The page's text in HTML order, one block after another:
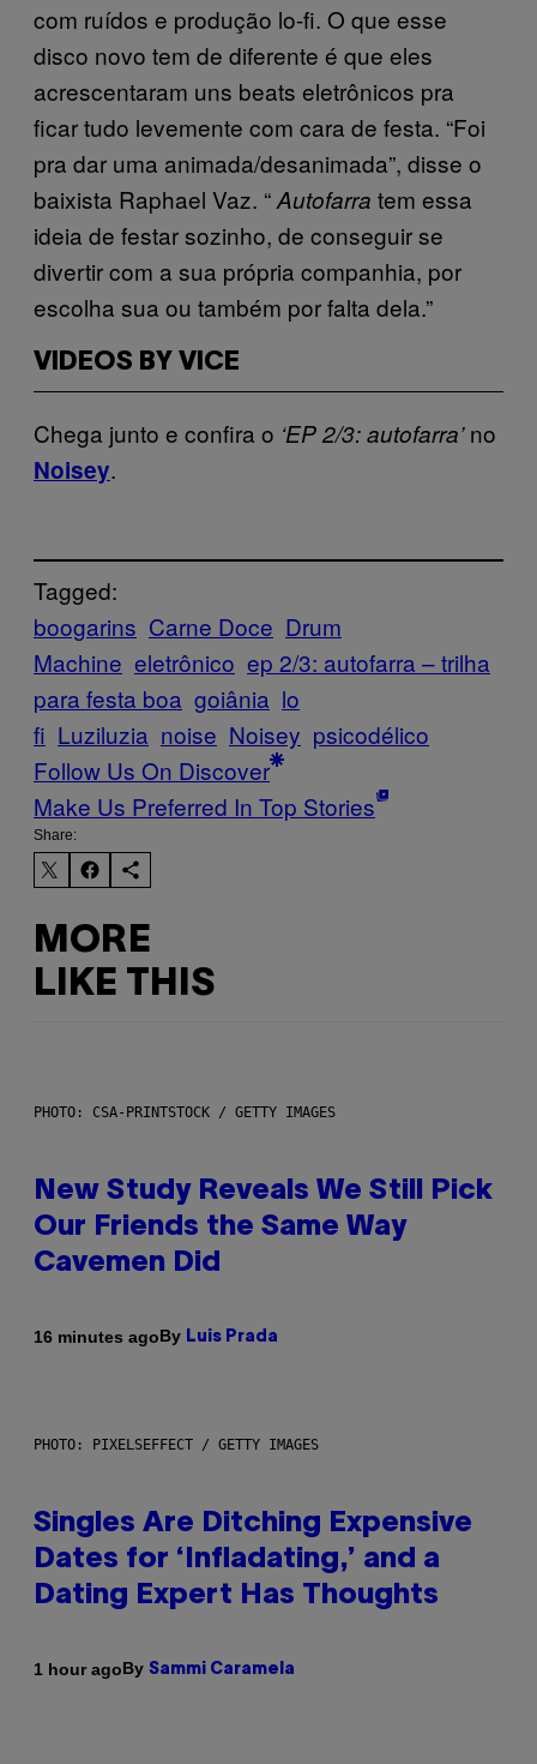
com ruídos e produção lo-fi. O que esse
disco novo tem de diferente é que eles
acrescentaram uns beats eletrônicos pra
ficar tudo levemente com cara de festa. “Foi
pra dar uma animada/desanimada”, disse o
baixista Raphael Vaz. “Autofarra tem essa
ideia de festar sozinho, de conseguir se
divertir com a sua própria companhia, por
escolha sua ou também por falta dela.”
VIDEOS BY VICE
Chega junto e confira o ‘EP 2/3: autofarra’no
Noisey.
Tagged:
boogarins Carne Doce Drum
Machine eletrônico ep 2/3: autofarra – trilha
para festa boa goiânia lo
fi Luziluzia noise Noisey psicodélico
Follow Us On Discover
Make Us Preferred In Top Stories
Share:
MORE
LIKE THIS
PHOTO: CSA-PRINTSTOCK / GETTY IMAGES
New Study Reveals We Still Pick
Our Friends the Same Way
Cavemen Did
16 minutes agoBy Luis Prada
PHOTO: PIXELSEFFECT / GETTY IMAGES
Singles Are Ditching Expensive
Dates for ‘Infladating,’ and a
Dating Expert Has Thoughts
1 hour agoBy Sammi Caramela